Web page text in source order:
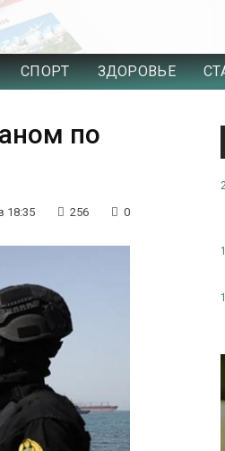
СПОРТ ЗДОРОВЬЕ
по
18:35 256 0